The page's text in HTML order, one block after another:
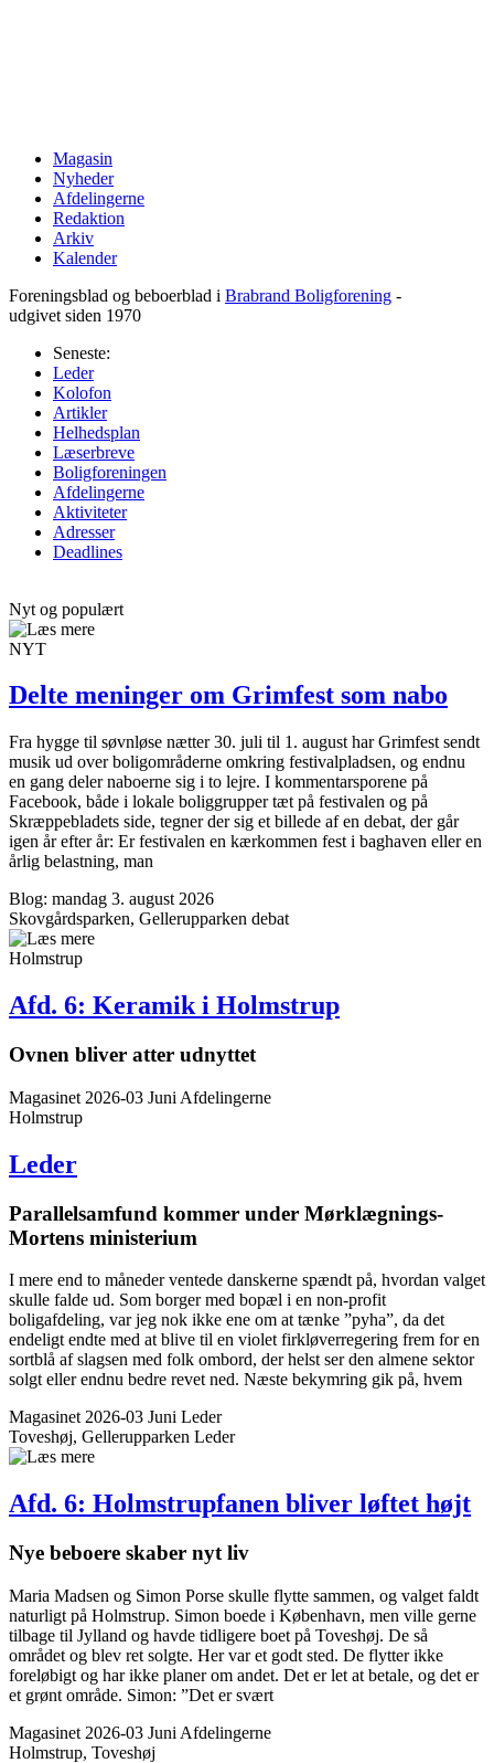
Magasin
Nyheder
Afdelingerne
Redaktion
Arkiv
Kalender
Foreningsblad og beboerblad i Brabrand Boligforening -
udgivet siden 1970
Seneste:
Leder
Kolofon
Artikler
Helhedsplan
Læserbreve
Boligforeningen
Afdelingerne
Aktiviteter
Adresser
Deadlines
Nyt og populært
NYT
Delte meninger om Grimfest som nabo
Fra hygge til søvnløse nætter 30. juli til 1. august har Grimfest sendt
musik ud over boligområderne omkring festivalpladsen, og endnu
en gang deler naboerne sig i to lejre. I kommentarsporene på
Facebook, både i lokale boliggrupper tæt på festivalen og på
Skræppebladets side, tegner der sig et billede af en debat, der går
igen år efter år: Er festivalen en kærkommen fest i baghaven eller en
årlig belastning, man
Blog: mandag 3. august 2026
Skovgårdsparken, Gellerupparken debat
Holmstrup
Afd. 6: Keramik i Holmstrup
Ovnen bliver atter udnyttet
Magasinet 2026-03 Juni Afdelingerne
Holmstrup
Leder
Parallelsamfund kommer under Mørklægnings-
Mortens ministerium
I mere end to måneder ventede danskerne spændt på, hvordan valget
skulle falde ud. Som borger med bopæl i en non-profit
boligafdeling, var jeg nok ikke ene om at tænke ”pyha”, da det
endeligt endte med at blive til en violet firkløverregering frem for en
sortblå af slagsen med folk ombord, der helst ser den almene sektor
solgt eller endnu bedre revet ned. Næste bekymring gik på, hvem
Magasinet 2026-03 Juni Leder
Toveshøj, Gellerupparken Leder
Afd. 6: Holmstrupfanen bliver løftet højt
Nye beboere skaber nyt liv
Maria Madsen og Simon Porse skulle flytte sammen, og valget faldt
naturligt på Holmstrup. Simon boede i København, men ville gerne
tilbage til Jylland og havde tidligere boet på Toveshøj. De så
området og blev ret solgte. Her var et godt sted. De flytter ikke
foreløbigt og har ikke planer om andet. Det er let at betale, og det er
et grønt område. Simon: ”Det er svært
Magasinet 2026-03 Juni Afdelingerne
Holmstrup, Toveshøj